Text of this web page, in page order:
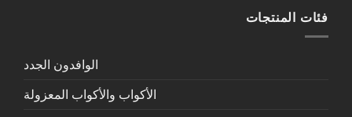
فئات المنتجات
الوافدون الجدد
الأكواب والأكواب المعزولة